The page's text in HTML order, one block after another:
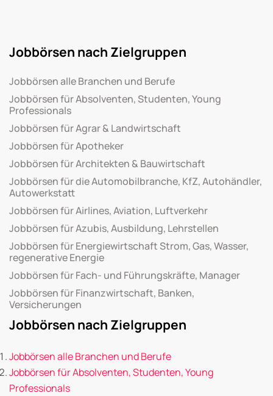
Jobbörsen nach Zielgruppen
Jobbörsen alle Branchen und Berufe
Jobbörsen für Absolventen, Studenten, Young
Professionals
Jobbörsen für Agrar & Landwirtschaft
Jobbörsen für Apotheker
Jobbörsen für Architekten & Bauwirtschaft
Jobbörsen für die Automobilbranche, KfZ, Autohändler,
Autowerkstatt
Jobbörsen für Airlines, Aviation, Luftverkehr
Jobbörsen für Azubis, Ausbildung, Lehrstellen
Jobbörsen für Energiewirtschaft Strom, Gas, Wasser,
regenerative Energie
Jobbörsen für Fach- und Führungskräfte, Manager
Jobbörsen für Finanzwirtschaft, Banken,
Versicherungen
Jobbörsen nach Zielgruppen
Jobbörsen alle Branchen und Berufe
Jobbörsen für Absolventen, Studenten, Young
Professionals